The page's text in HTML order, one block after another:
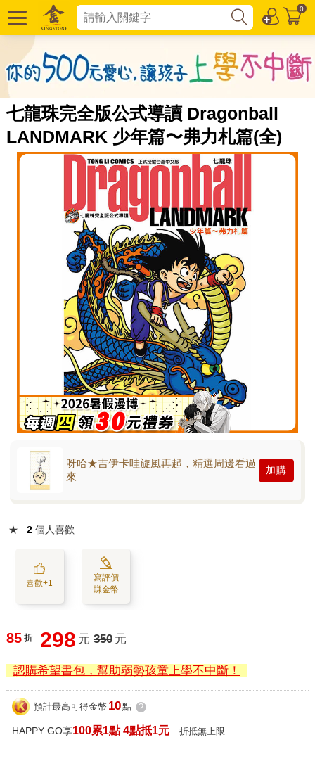
0
七龍珠完全版公式導讀 Dragonball
LANDMARK 少年篇〜弗力札篇(全)
呀哈★吉伊卡哇旋風再起，精選周邊看過
來
加購
★ 2 個人喜歡
喜歡+1
寫評價
賺金幣
85 折 298 元 350 元
認購希望書包，幫助弱勢孩童上學不中斷！
預計最高可得金幣 10點 ?
HAPPY GO享100累1點 4點抵1元 折抵無上限